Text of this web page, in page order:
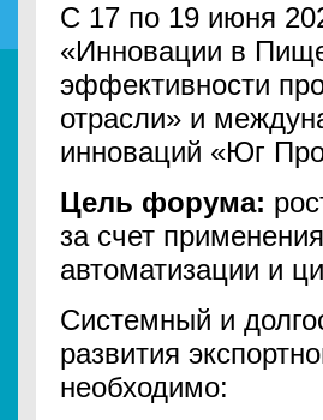
С 17 по 19 июня
«Инновации в
эффективности
отрасли» и
инноваций «Юг
Цель форума:
за счет
автоматизации и
Системный и
развития
необходимо: